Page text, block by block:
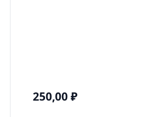
250,00₽